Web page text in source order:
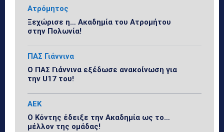
Ατρόμητος
Ξεχώρισε η… Ακαδημία του Ατρομήτου
στην Πολωνία!
ΠΑΣ Γιάννινα
Ο ΠΑΣ Γιάννινα εξέδωσε ανακοίνωση για
την U17 του!
ΑΕΚ
Ο Κόντης έδειξε την Ακαδημία ως το…
μέλλον της ομάδας!